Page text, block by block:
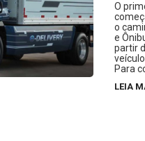
O
o
e
partir
Para
LEIA